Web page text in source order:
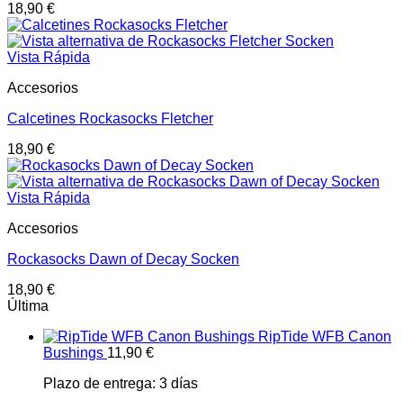
18,90 €
Vista Rápida
Accesorios
Calcetines Rockasocks Fletcher
18,90 €
Vista Rápida
Accesorios
Rockasocks Dawn of Decay Socken
18,90 €
Última
RipTide WFB Canon
Bushings 11,90 €
Plazo de entrega: 3 días